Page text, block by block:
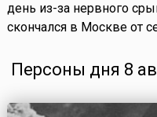
день из-за нервного
скончался в Москве от
Персоны дня 8